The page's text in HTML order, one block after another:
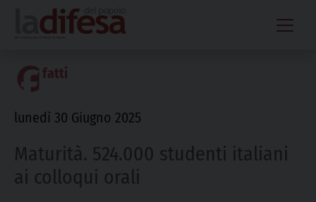
content
fatti
lunedì 30 Giugno 2025
Maturità. 524.000 studenti italiani
ai colloqui orali